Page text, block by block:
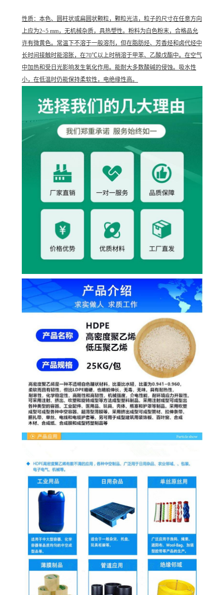
性质：本色、圆柱状或扁圆状颗粒，颗粒光洁，粒子的尺寸在任意方向
上应为2~5 mm，无机械杂质，具热塑性。粉料为白色粉末，合格品允
许有微黄色。常温下不溶于一般溶剂，但在脂肪烃、芳香烃和卤代烃中
长时间接触时能溶胀，在70℃以上时稍溶于甲苯、乙酸戊酯中。在空气
中加热和受日光影响发生氧化作用。能耐大多数酸碱的侵蚀。吸水性
小，在低温时仍能保持柔软性，电绝缘性高。